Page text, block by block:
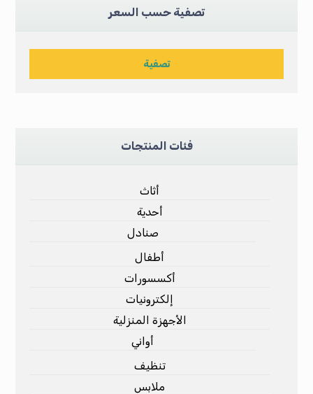
تصفية حسب السعر
تصفية
فئات المنتجات
أثاث
أحدية
صنادل
أطفال
أكسسورات
إلكترونيات
الأجهزة المنزلية
أواني
تنظيف
ملابس